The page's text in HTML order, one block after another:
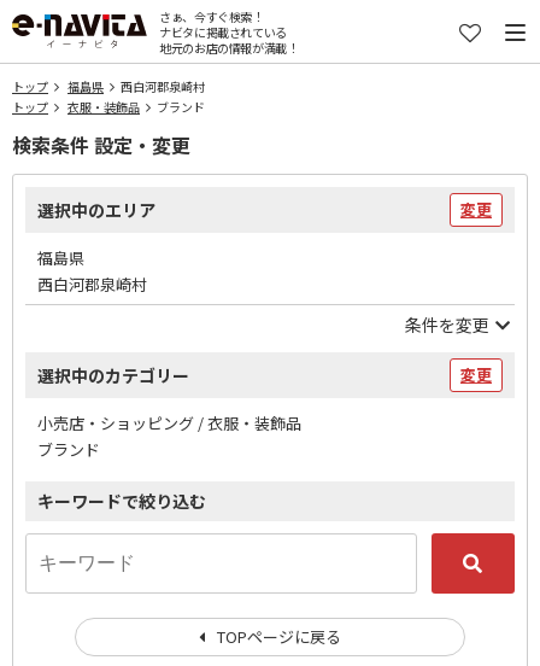
さぁ、今すぐ検索！
ナビタに掲載されている
地元のお店の情報が満載！
トップ 福島県
西白河郡泉崎村
トップ
衣服・装飾品 ブランド
検索条件 設定・変更
選択中のエリア 変更
福島県
西白河郡泉崎村
条件を変更
選択中のカテゴリー 変更
小売店・ショッピング / 衣服・装飾品
ブランド
キーワードで絞り込む
TOPページに戻る